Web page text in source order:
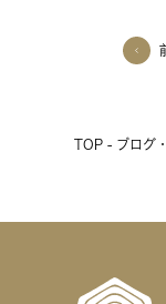
TOP - ブログ